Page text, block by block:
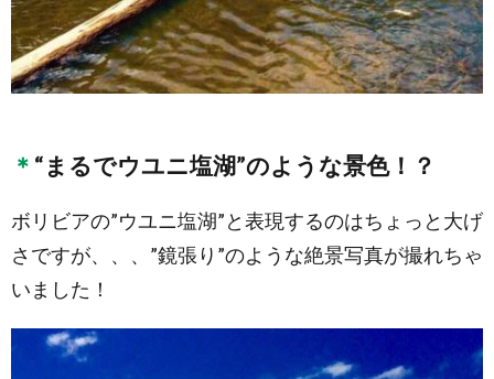
“まるでウユニ塩湖”のような景色！？
ボリビアの”ウユニ塩湖”と表現するのはちょっと大げ
さですが、、、”鏡張り”のような絶景写真が撮れちゃ
いました！